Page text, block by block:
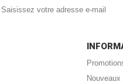
Nouveaux